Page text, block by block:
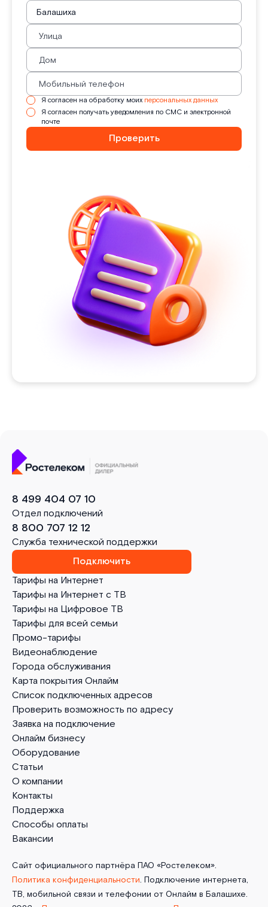
Я согласен на обработку моих персональных данных
Я согласен получать уведомления по СМС и электронной
почте
Проверить
Тарифы на Интернет
Тарифы на Интернет с ТВ
Тарифы на Цифровое ТВ
Тарифы для всей семьи
Промо-тарифы
Видеонаблюдение
Города обслуживания
Карта покрытия Онлайм
Список подключенных адресов
Проверить возможность по адресу
Заявка на подключение
Онлайм бизнесу
Оборудование
Статьи
О компании
Контакты
Поддержка
Способы оплаты
Вакансии
8 499 404 07 10
Отдел подключений
8 800 707 12 12
Служба технической поддержки
Подключить
Сайт официального партнёра ПАО «Ростелеком».
Политика конфиденциальности. Подключение интернета,
ТВ, мобильной связи и телефонии от Онлайм в Балашихе.